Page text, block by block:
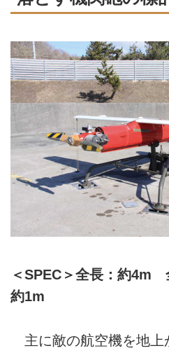
＜SPEC＞全長：約4m
約1m
主に敵の航空機を地上